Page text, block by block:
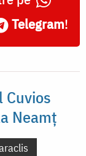
Telegram!
Neamț